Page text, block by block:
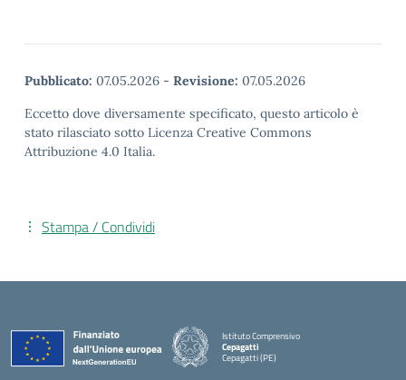
Pubblicato: 07.05.2026 - Revisione: 07.05.2026
Eccetto dove diversamente specificato, questo articolo è
stato rilasciato sotto Licenza Creative Commons
Attribuzione 4.0 Italia.
Stampa / Condividi
Istituto Comprensivo
Cepagatti
Cepagatti (PE)
— Visita la pagina iniziale della scuola